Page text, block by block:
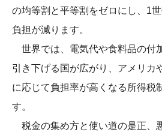
の均等割と平等割をゼロにし、1
負担が減ります。
世界では、電気代や食料品の付
引き下げる国が広がり、アメリカ
に応じて負担率が高くなる所得税
す。
税金の集め方と使い道の是正、